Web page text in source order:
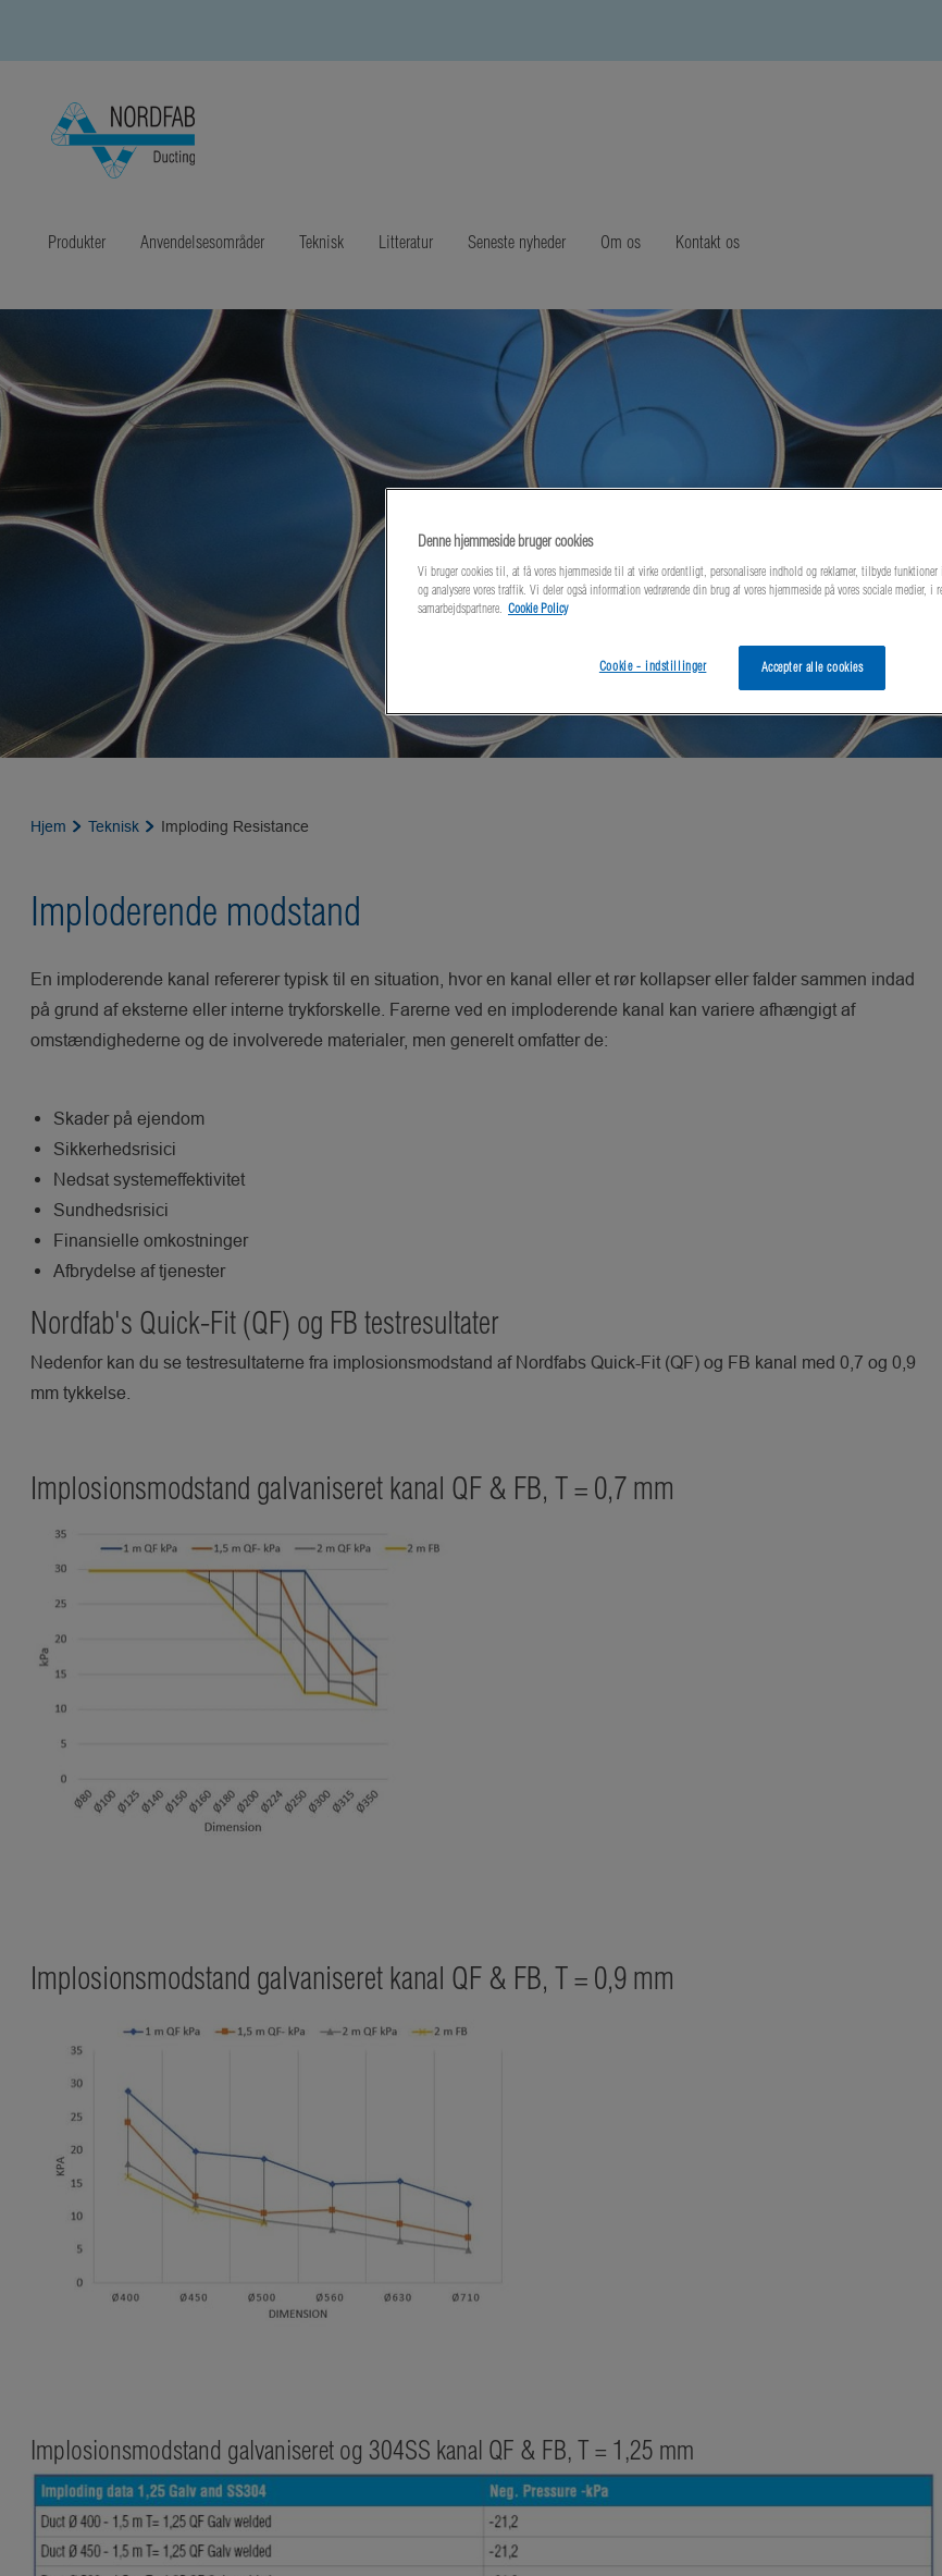
Produkter Anvendelsesområder Teknisk Litteratur Seneste nyheder Om os Kontakt os
Hjem Teknisk Imploding Resistance
Imploderende modstand
En imploderende kanal refererer typisk til en situation, hvor en kanal eller et rør kollapser eller falder sammen indad
på grund af eksterne eller interne trykforskelle. Farerne ved en imploderende kanal kan variere afhængigt af
omstændighederne og de involverede materialer, men generelt omfatter de:
Skader på ejendom
Sikkerhedsrisici
Nedsat systemeffektivitet
Sundhedsrisici
Finansielle omkostninger
Afbrydelse af tjenester
Nordfab's Quick-Fit (QF) og FB testresultater
Nedenfor kan du se testresultaterne fra implosionsmodstand af Nordfabs Quick-Fit (QF) og FB kanal med 0,7 og 0,9
mm tykkelse.
Implosionsmodstand galvaniseret kanal QF & FB, T = 0,7 mm
Implosionsmodstand galvaniseret kanal QF & FB, T = 0,9 mm
Implosionsmodstand galvaniseret og 304SS kanal QF & FB, T = 1,25 mm
Denne hjemmeside bruger cookies
Vi bruger cookies til, at få vores hjemmeside til at virke ordentligt, personalisere indhold og reklamer, tilbyde
og analysere vores traffik. Vi deler også information vedrørende din brug af vores hjemmeside på vores sociale medier, i
samarbejdspartnere. Cookie Policy
Accepter alle cookies
Cookie - indstillinger